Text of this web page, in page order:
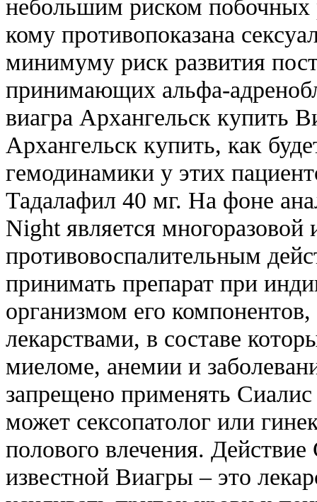
небольшим риском побочных
кому противопоказана
минимуму риск развития
принимающих альфа-
виагра Архангельск купить
Архангельск купить, как
гемодинамики у этих
Тадалафил 40 мг. На фоне
Night является многоразовой
противовоспалительным
принимать препарат при
организмом его
лекарствами, в составе
миеломе, анемии и
запрещено применять
может сексопатолог или
полового влечения.
известной Виагры – это